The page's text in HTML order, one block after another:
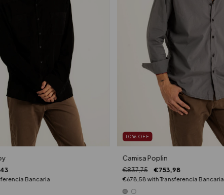
Bancaria
10% OFF
Camisa Poplin
€837,75 €753,98
€678,58withTransferencia Bancaria